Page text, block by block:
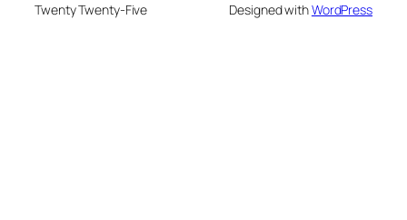
Twenty Twenty-Five Designed withWordPress